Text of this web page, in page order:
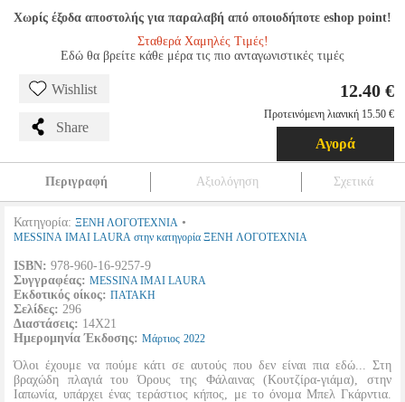
Χωρίς έξοδα αποστολής για παραλαβή από οποιοδήποτε eshop point!
Σταθερά Χαμηλές Τιμές!
Εδώ θα βρείτε κάθε μέρα τις πιο ανταγωνιστικές τιμές
Wishlist
Share
12.40 €
Προτεινόμενη λιανική 15.50 €
Αγορά
Περιγραφή Αξιολόγηση Σχετικά
Κατηγορία: ΞΕΝΗ ΛΟΓΟΤΕΧΝΙΑ •
MESSINA IMAI LAURA στην κατηγορία ΞΕΝΗ ΛΟΓΟΤΕΧΝΙΑ
ISBN: 978-960-16-9257-9
Συγγραφέας: MESSINA IMAI LAURA
Εκδοτικός οίκος: ΠΑΤΑΚΗ
Σελίδες: 296
Διαστάσεις: 14Χ21
Ημερομηνία Έκδοσης: Μάρτιος 2022
Όλοι έχουμε να πούμε κάτι σε αυτούς που δεν είναι πια εδώ... Στη
βραχώδη πλαγιά του Όρους της Φάλαινας (Κουτζίρα-γιάμα), στην
Ιαπωνία, υπάρχει ένας τεράστιος κήπος, με το όνομα Μπελ Γκάρντια.